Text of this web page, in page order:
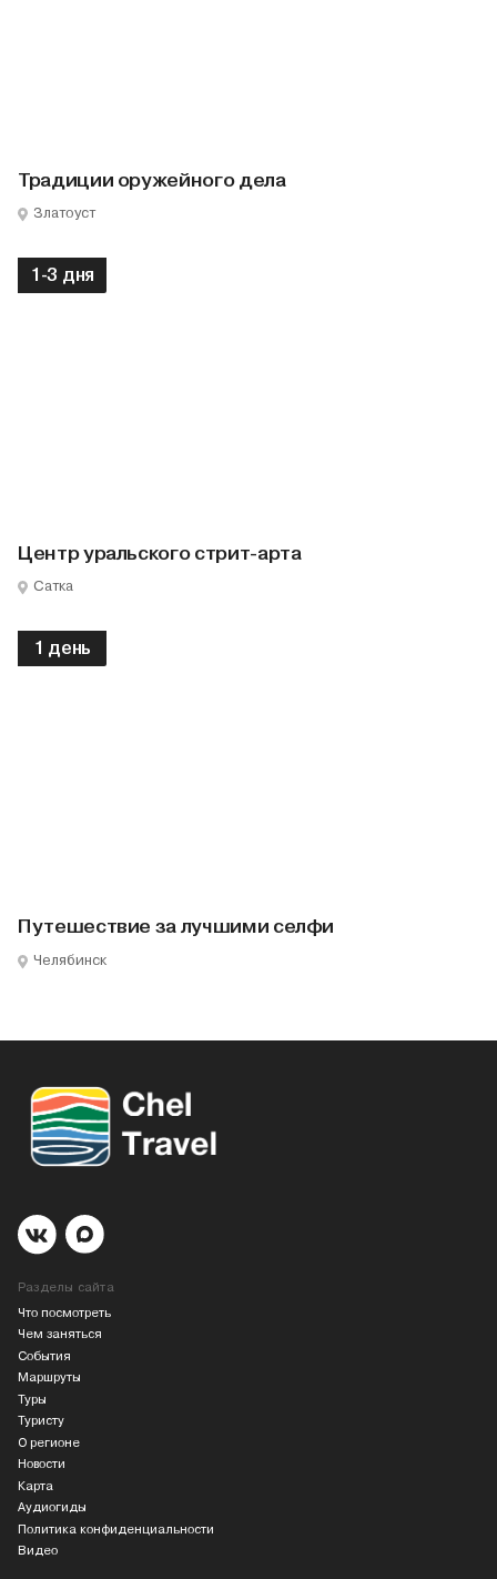
Традиции оружейного дела
Златоуст
1-3 дня
Центр уральского стрит-арта
Сатка
1 день
Путешествие за лучшими селфи
Челябинск
Разделы сайта
Что посмотреть
Чем заняться
События
Маршруты
Туры
Туристу
О регионе
Новости
Карта
Аудиогиды
Политика конфиденциальности
Видео